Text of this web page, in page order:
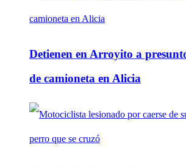
Detienen en Arroyito a
de camioneta en Alicia